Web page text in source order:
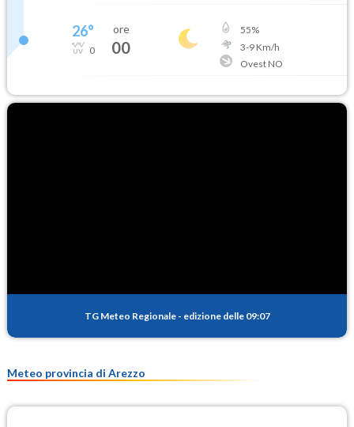
26°
0
ore
00
55%
3-9Km/h
Ovest NO
TG Meteo Regionale - edizione delle 09:07
Meteo provincia di Arezzo